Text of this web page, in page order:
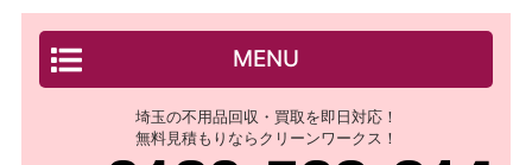
MENU
埼玉の不用品回収・買取を即日対応！
無料見積もりならクリーンワークス！